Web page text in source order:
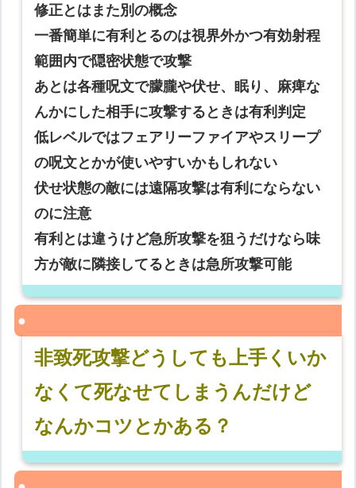
修正とはまた別の概念
一番簡単に有利とるのは視界外かつ有効射程
範囲内で隠密状態で攻撃
あとは各種呪文で朦朧や伏せ、眠り、麻痺な
んかにした相手に攻撃するときは有利判定
低レベルではフェアリーファイアやスリープ
の呪文とかが使いやすいかもしれない
伏せ状態の敵には遠隔攻撃は有利にならない
のに注意
有利とは違うけど急所攻撃を狙うだけなら味
方が敵に隣接してるときは急所攻撃可能
非致死攻撃どうしても上手くいか
なくて死なせてしまうんだけど
なんかコツとかある？